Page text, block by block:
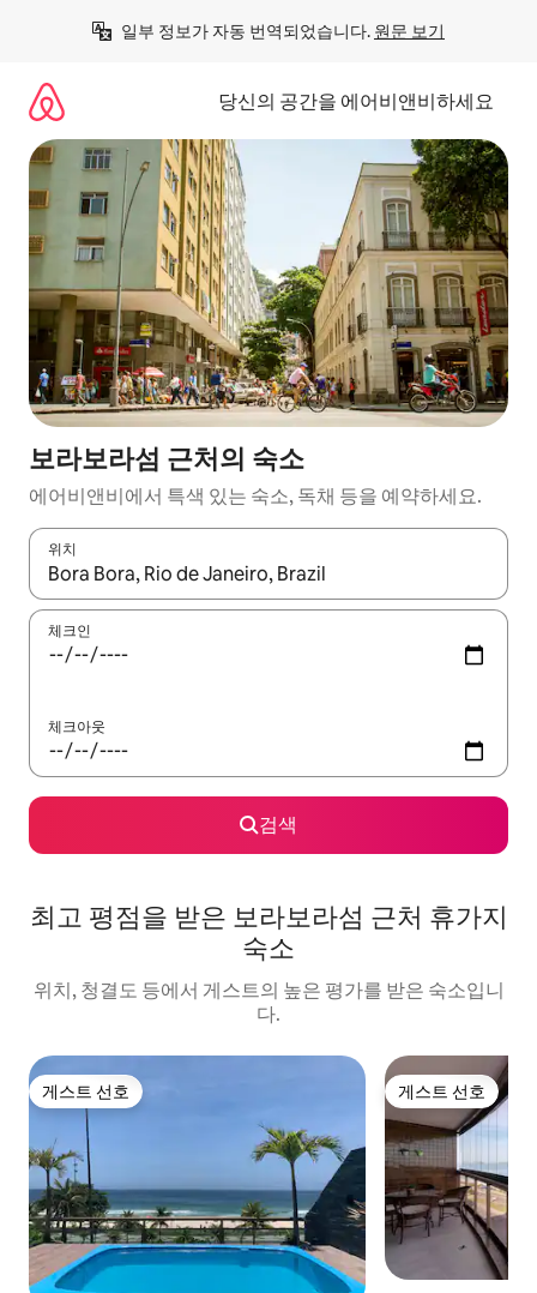
일부 정보가 자동 번역되었습니다. 원문 보기
당신의 공간을 에어비앤비하세요
보라보라섬 근처의 숙소
에어비앤비에서 특색 있는 숙소, 독채 등을 예약하세요.
위치
결과가 나오면 위·아래 화살표 키를 사용하거나 터치 또는 스와이
체크인
체크아웃
검색
최고 평점을 받은 보라보라섬 근처 휴가지
숙소
위치, 청결도 등에서 게스트의 높은 평가를 받은 숙소입니
다.
게스트 선호
게스트 선호 게스트 선호
게스트 선호